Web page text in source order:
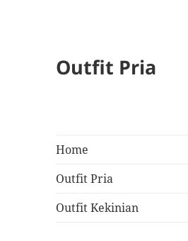
Outfit Pria
Home
Outfit Pria
Outfit Kekinian